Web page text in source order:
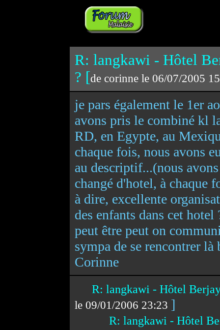
R: langkawi - Hôtel
? [de corinne le 06/07/2005
je pars également le 1er
avons pris le combiné kl
RD, en Egypte, au
chaque fois, nous avons
au descriptif...(nous
changé d'hotel, à chaque
à dire, excellente
des enfants dans cet
peut être peut on
sympa de se rencontrer là
Corinne
R: langkawi - Hôtel
le 09/01/2006 23:23 ]
R: langkawi - Hôtel